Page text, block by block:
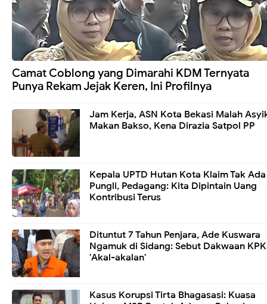
Camat Coblong yang Dimarahi KDM Ternyata
Punya Rekam Jejak Keren, Ini Profilnya
Jam Kerja, ASN Kota Bekasi Malah
Makan Bakso, Kena Dirazia Satpol PP
Kepala UPTD Hutan Kota Klaim Tak Ada
Pungli, Pedagang: Kita Dipintain Uang
Kontribusi Terus
Dituntut 7 Tahun Penjara, Ade Kuswara
Ngamuk di Sidang: Sebut Dakwaan KPK
'Akal-akalan'
Kasus Korupsi Tirta Bhagasasi: Kuasa